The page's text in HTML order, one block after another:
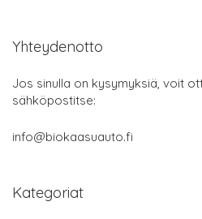
Yhteydenotto
Jos sinulla on kysymyksiä, voit
sähköpostitse:
info@biokaasuauto.fi
Kategoriat